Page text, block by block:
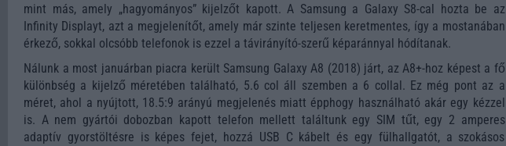
mint más, amely „hagyományos” kijelzőt kapott. A Samsung a Galaxy S8-cal hozta be az
Infinity Displayt, azt a megjelenítőt, amely már szinte teljesen keretmentes, így a mostanában
érkező, sokkal olcsóbb telefonok is ezzel a távirányító-szerű képaránnyal hódítanak.
Nálunk a most januárban piacra került Samsung Galaxy A8 (2018) járt, az A8+-hoz képest a fő
különbség a kijelző méretében található, 5.6 col áll szemben a 6 collal. Ez még pont az a
méret, ahol a nyújtott, 18.5:9 arányú megjelenés miatt épphogy használható akár egy kézzel
is. A nem gyártói dobozban kapott telefon mellett találtunk egy SIM tűt, egy 2 amperes
adaptív gyorstöltésre is képes fejet, hozzá USB C kábelt és egy fülhallgatót, a szokásos